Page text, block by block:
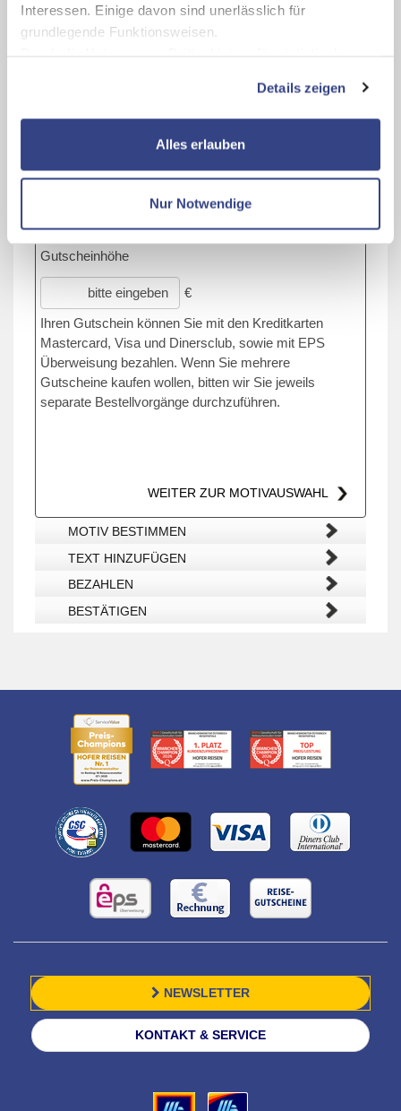
Interessen. Einige davon sind unerlässlich für
grundlegende Funktionsweisen.
zusätzliche Dienste bzw. Technologien von Drittanbietern
nutzen und uns sowie Dritten weitere Personalisierungen
ermöglichen, dabei kommt es auch zu Übermittlungen
Datenschutzseite
Mit Klick auf "Alles erlauben" stimmen Sie der
Verwendung der Cookies & Plugins auf unseren
Details zeigen
Alles erlauben
Nur Notwendige
Geben Sie den gewünschten Gutscheinbetrag ein.
Gutscheinhöhe
€
Ihren Gutschein können Sie mit den Kreditkarten
Mastercard, Visa und Dinersclub, sowie mit EPS
Überweisung bezahlen. Wenn Sie mehrere
Gutscheine kaufen wollen, bitten wir Sie jeweils
separate Bestellvorgänge durchzuführen.
WEITER ZUR MOTIVAUSWAHL
MOTIV BESTIMMEN
TEXT HINZUFÜGEN
BEZAHLEN
BESTÄTIGEN
NEWSLETTER
KONTAKT & SERVICE